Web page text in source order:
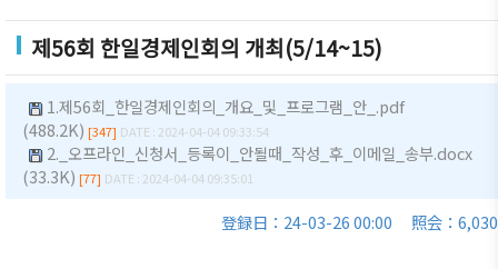
ご挨拶
設立目
的/沿革
主要事
業
韓企連
会員加
入
会員権
利·義務
·特典
検索/リ
分科委
員会
クラブ
（同好
会）
動靜
ベント
貿易通
商情報
ー
ト写真
제56회 한일경제인회의 개최(5/14~15)
1.제56회_한일경제인회의_개요_및_프로그램_안_.pdf
(488.2K) [347] DATE : 2024-04-04 09:33:54
2._오프라인_신청서_등록이_안될때_작성_후_이메일_송부.docx
(33.3K) [77] DATE : 2024-04-04 09:35:01
登録日：24-03-26 00:00 照会：6,030